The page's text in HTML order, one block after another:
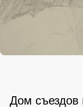
Дом съездов